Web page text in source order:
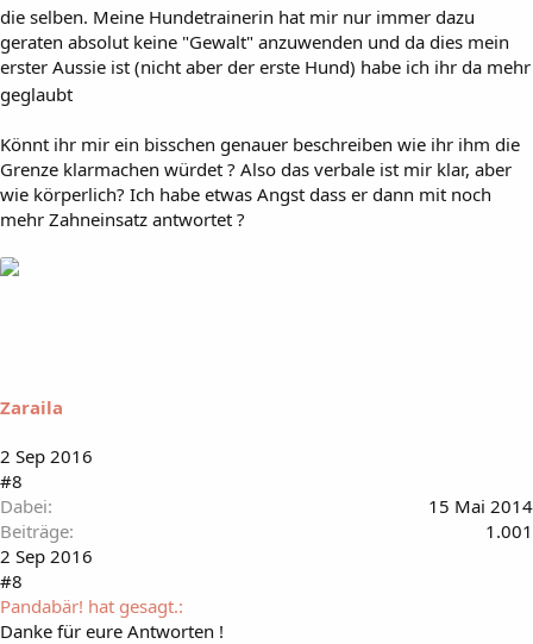
die selben. Meine Hundetrainerin hat mir nur immer dazu
geraten absolut keine "Gewalt" anzuwenden und da dies mein
erster Aussie ist (nicht aber der erste Hund) habe ich ihr da mehr
geglaubt
Könnt ihr mir ein bisschen genauer beschreiben wie ihr ihm die
Grenze klarmachen würdet ? Also das verbale ist mir klar, aber
wie körperlich? Ich habe etwas Angst dass er dann mit noch
mehr Zahneinsatz antwortet ?
Zaraila
2 Sep 2016
#8
Dabei
15 Mai 2014
Beiträge
1.001
2 Sep 2016
#8
Pandabär! hat gesagt.:
Danke für eure Antworten !